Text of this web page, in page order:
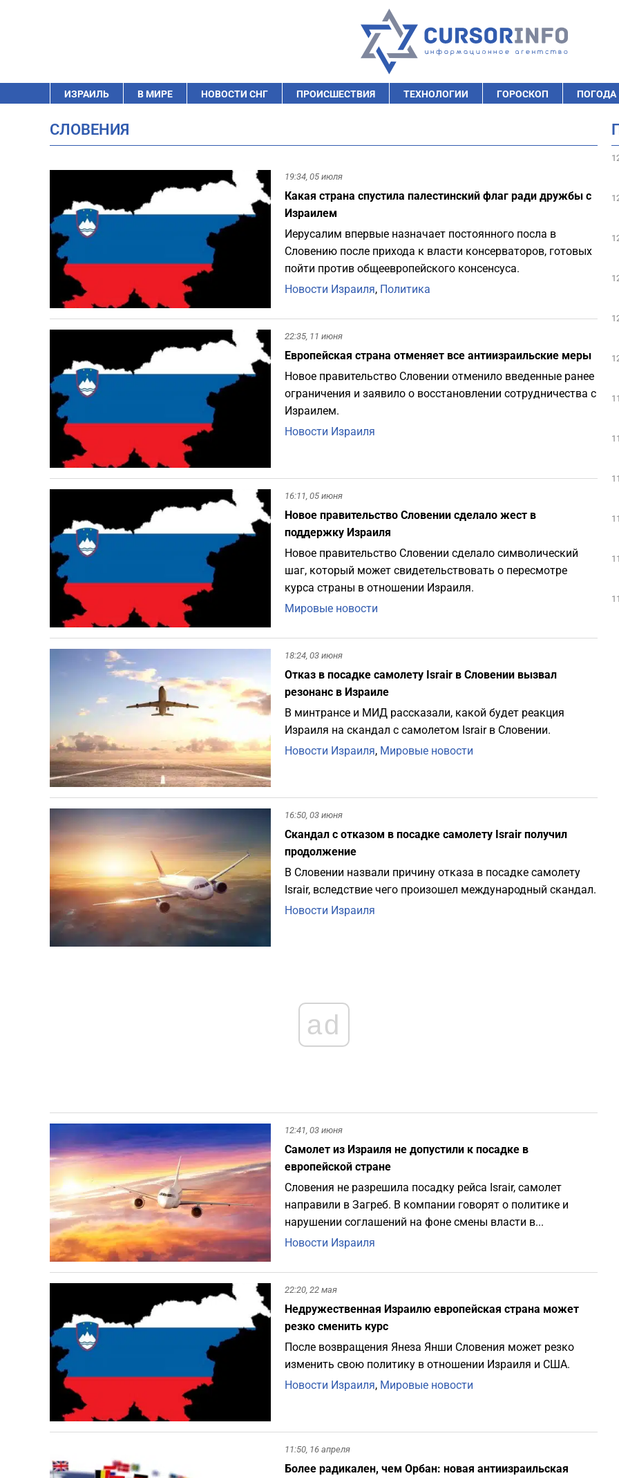
ИЗРАИЛЬ В МИРЕ НОВОСТИ СНГ ПРОИСШЕСТВИЯ ТЕХНОЛОГИИ ГОРОСКОП ПОГОДА
СЛОВЕНИЯ
19:34, 05 июля
Какая страна спустила палестинский флаг ради дружбы с
Израилем
Иерусалим впервые назначает постоянного посла в
Словению после прихода к власти консерваторов, готовых
пойти против общеевропейского консенсуса.
Новости Израиля, Политика
22:35, 11 июня
Европейская страна отменяет все антиизраильские меры
Новое правительство Словении отменило введенные ранее
ограничения и заявило о восстановлении сотрудничества с
Израилем.
Новости Израиля
16:11, 05 июня
Новое правительство Словении сделало жест в
поддержку Израиля
Новое правительство Словении сделало символический
шаг, который может свидетельствовать о пересмотре
курса страны в отношении Израиля.
Мировые новости
18:24, 03 июня
Отказ в посадке самолету Israir в Словении вызвал
резонанс в Израиле
В минтрансе и МИД рассказали, какой будет реакция
Израиля на скандал с самолетом Israir в Словении.
Новости Израиля, Мировые новости
16:50, 03 июня
Скандал с отказом в посадке самолету Israir получил
продолжение
В Словении назвали причину отказа в посадке самолету
Israir, вследствие чего произошел международный скандал.
Новости Израиля
ad
12:41, 03 июня
Самолет из Израиля не допустили к посадке в
европейской стране
Словения не разрешила посадку рейса Israir, самолет
направили в Загреб. В компании говорят о политике и
нарушении соглашений на фоне смены власти в...
Новости Израиля
22:20, 22 мая
Недружественная Израилю европейская страна может
резко сменить курс
После возвращения Янеза Янши Словения может резко
изменить свою политику в отношении Израиля и США.
Новости Израиля, Мировые новости
11:50, 16 апреля
Более радикален, чем Орбан: новая антиизраильская